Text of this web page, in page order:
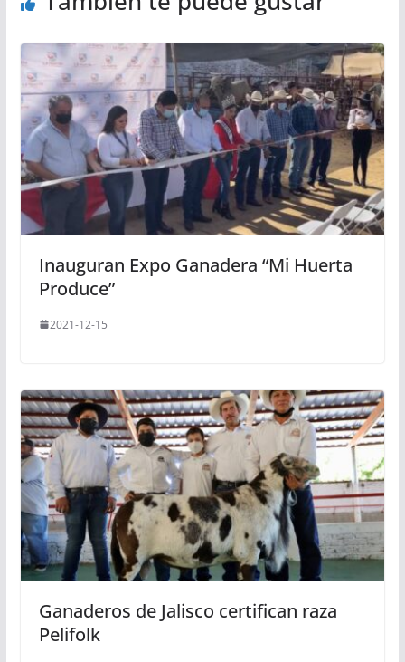
Inauguran Expo Ganadera “Mi Huerta
Produce”
2021-12-15
Ganaderos de Jalisco certifican raza
Pelifolk